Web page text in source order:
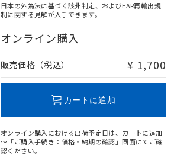
日本の外為法に基づく該非判定、およびEAR再輸出規
制に関する見解が入手できます。
オンライン購入
販売価格（税込） ¥ 1,700
カートに追加
オンライン購入における出荷予定日は、カートに追加
～「ご購入手続き：価格・納期の確認」画面にてご確
認ください。